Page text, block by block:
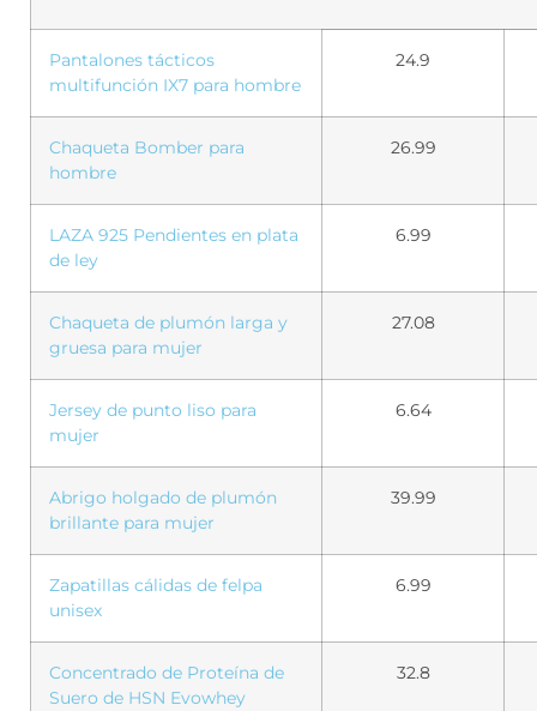
Pantalones tácticos
multifunción IX7 para hombre
24.9
Chaqueta Bomber para
hombre
26.99
LAZA 925 Pendientes en plata
de ley
6.99
Chaqueta de plumón larga y
gruesa para mujer
27.08
Jersey de punto liso para
mujer
6.64
Abrigo holgado de plumón
brillante para mujer
39.99
Zapatillas cálidas de felpa
unisex
6.99
Concentrado de Proteína de
Suero de HSN Evowhey
32.8